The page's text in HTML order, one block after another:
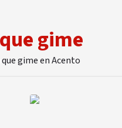
gime
gime en Acento